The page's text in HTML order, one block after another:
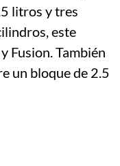
litros y tres
este
Fusion. También
un bloque de 2.5